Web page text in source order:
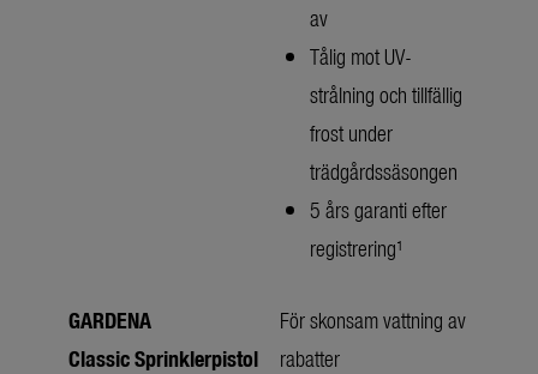
av
Tålig mot UV-
strålning och tillfällig
frost under
trädgårdssäsongen
5 års garanti efter
registrering¹
GARDENA
Classic Sprinklerpistol
För skonsam vattning av
rabatter